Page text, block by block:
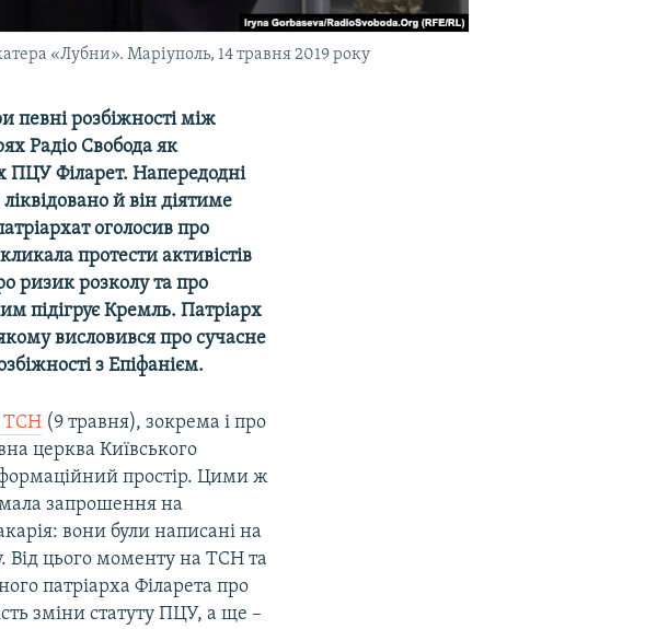
«Лубни». Маріуполь, 14 травня 2019 року
певні розбіжності між
Радіо Свобода як
ПЦУ Філарет. Напередодні
й він діятиме
оголосив про
протести активістів
ризик розколу та про
підігрує Кремль. Патріарх
висловився про сучасне
з Епіфанієм.
ТСН (9 травня), зокрема і про
церква Київського
простір. Цими ж
запрошення на
вони були написані на
Від цього моменту на ТСН та
патріарха Філарета про
зміни статуту ПЦУ, а ще –